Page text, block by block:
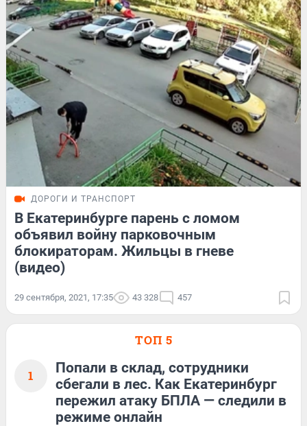
ДОРОГИ И ТРАНСПОРТ
В Екатеринбурге парень с ломом
объявил войну парковочным
блокираторам. Жильцы в гневе
(видео)
29 сентября, 2021, 17:35 43 328 457
ТОП 5
1
Попали в склад, сотрудники
сбегали в лес. Как Екатеринбург
пережил атаку БПЛА — следили в
режиме онлайн